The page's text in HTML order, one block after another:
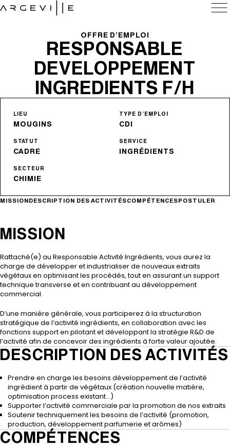
NOS ACTIVITÉS
LA MARQUE
Groupe
Histoire
Centres
À PROPOS D’ARGEVILLE
Carrières
Actualités
Contact
OFFRE D’EMPLOI
RESPONSABLE
DEVELOPPEMENT
INGREDIENTS F/H
LIEU
MOUGINS
TYPE D’EMPLOI
CDI
STATUT
CADRE
SERVICE
INGRÉDIENTS
SECTEUR
CHIMIE
MISSIONDESCRIPTION DES ACTIVITÉSCOMPÉTENCESPOSTULER
MISSION
Rattaché(e) au Responsable Activité Ingrédients, vous aurez la
charge de développer et industrialiser de nouveaux extraits
végétaux en optimisant les procédés, tout en assurant un support
technique transverse et en contribuant au développement
commercial.
D’une manière générale, vous participerez à la structuration
stratégique de l’activité ingrédients, en collaboration avec les
fonctions support en pilotant et développant la stratégie R&D de
l’activité afin de concevoir des ingrédients à forte valeur ajoutée.
DESCRIPTION DES ACTIVITÉS
Prendre en charge les besoins développement de l’activité
ingrédient à partir de végétaux (création nouvelle matière,
optimisation process existant…)
Supporter l’activité commerciale par la promotion de nos extraits
Soutenir techniquement les besoins de l’activité (promotion,
production, développement parfumerie et arômes)
COMPÉTENCES